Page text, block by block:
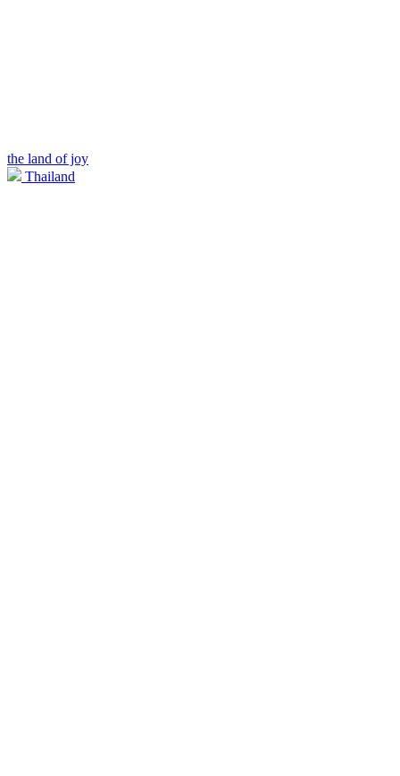
the land of joy
Thailand